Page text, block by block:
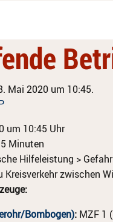
Mai 2020 um 10:45.
um 10:45 Uhr
Minuten
Hilfeleistung >
Kreisverkehr zwischen
Bombogen): MZF 1